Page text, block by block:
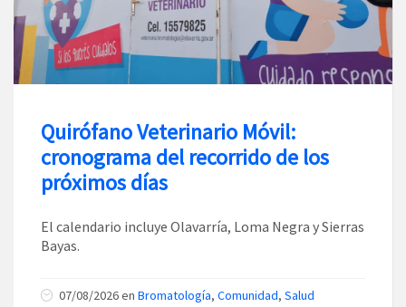
Quirófano Veterinario Móvil:
cronograma del recorrido de los
próximos días
El calendario incluye Olavarría, Loma Negra y Sierras
Bayas.
07/08/2026en Bromatología, Comunidad, Salud